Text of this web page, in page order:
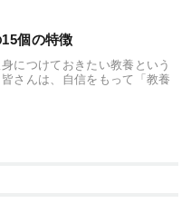
個の特徴
につけておきたい教養という
さんは、自信をもって「教養